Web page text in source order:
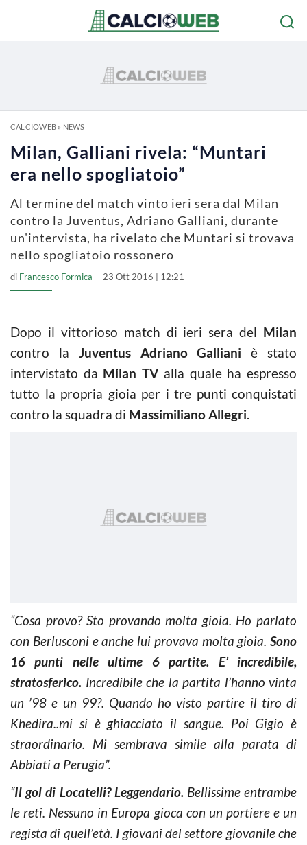
CALCIOWEB» NEWS
Milan, Galliani rivela: “Muntari
era nello spogliatoio”
Al termine del match vinto ieri sera dal Milan
contro la Juventus, Adriano Galliani, durante
un'intervista, ha rivelato che Muntari si trovava
nello spogliatoio rossonero
di Francesco Formica 23 Ott 2016 | 12:21
Dopo il vittorioso match di ieri sera del Milan
contro la Juventus Adriano Galliani è stato
intervistato da Milan TValla quale ha espresso
tutto la propria gioia per i tre punti conquistati
contro la squadra di Massimiliano Allegri.
“Cosa provo? Sto provando molta gioia. Ho parlato
con Berlusconi e anche lui provava molta gioia. Sono
16 punti nelle ultime 6 partite. E’ incredibile,
stratosferico. Incredibile che la partita l’hanno vinta
un ’98 e un 99?. Quando ho visto partire il tiro di
Khedira..mi si è ghiacciato il sangue. Poi Gigio è
straordinario. Mi sembrava simile alla parata di
Abbiati a Perugia”.
“Il gol di Locatelli? Leggendario.Bellissime entrambe
le reti. Nessuno in Europa gioca con un portiere e un
regista di quell’età. I giovani del settore giovanile che